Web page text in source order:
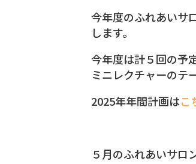
今年度のふれあいサ
します。
今年度は計５回の予
ミニレクチャーのテ
2025年年間計画はこ
５月のふれあいサロ